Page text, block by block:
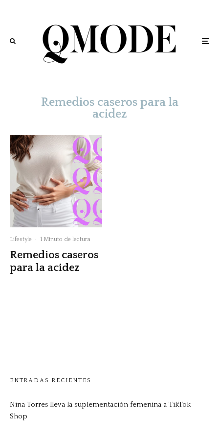
Remedios caseros para la
acidez
Lifestyle · 1 Minuto de lectura
Remedios caseros
para la acidez
ENTRADAS RECIENTES
Nina Torres lleva la suplementación femenina a TikTok
Shop